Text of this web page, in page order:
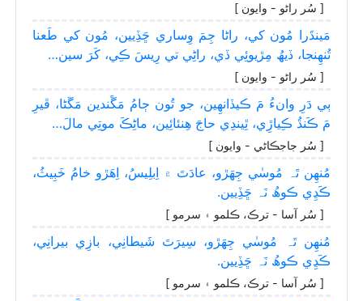
[ سُر راڻو - وايون ]
مَينڌَرا مُون کي، راڻا جِمَ وِساري ڇَڏِيين، مُون کي طَعنا
تُنھِنجا، ڏيھُ مِڙيوئِي ڏي، راڻِي تي رِيسَ ڪِي، کَرَ سين…
[ سُر راڻو - وايون ]
ٻي دَرِ وانءُ مَ ڪيڏانھِين، جو تُون ڄامُ مَڱَندين مَڱڻا، ڦيرِ
مَ ڪَنڌُ ڪِياڙِي، ٿِيندِي حاجَ ھِنئائِين، ماڻِڪَ موتِي مالَ…
[ سُر جاجڪاڻي - وايون ]
مُنھِن تَہ مُوسٰي جِھَڙو، عادَتَ ۾ اِبلِيسُ، اِھَڙو خامُ خَبِيثُ،
ڪَڍِي ڪوھُ نَہ ڇَڏِيين.
[ سُر آسا - ترڪ، ڪلمو ۽ سرمو ]
مُنھِن تَہ مُوسٰي جِھَڙو، سِيرَتَ شَيطانِي، بازِي بيرانِي،
ڪَڍِي ڪوھُ نَہ ڇَڏِيين.
[ سُر آسا - ترڪ، ڪلمو ۽ سرمو ]